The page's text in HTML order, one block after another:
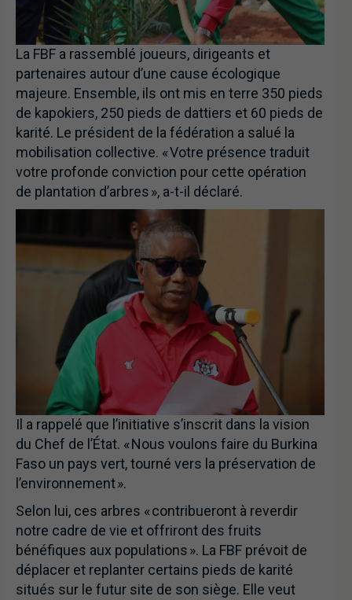
La FBF a rassemblé joueurs, dirigeants et
partenaires autour d’une cause écologique
majeure. Ensemble, ils ont mis en terre 350 pieds
de kapokiers, 250 pieds de dattiers et 60 pieds de
karité. Le président de la fédération a salué la
mobilisation collective. « Votre présence traduit
votre profonde conviction pour cette opération
de plantation d’arbres », a-t-il déclaré.
Il a rappelé que l’initiative s’inscrit dans la vision
du Chef de l’État. « Nous voulons faire du Burkina
Faso un pays vert, tourné vers la préservation de
l’environnement ».
Selon lui, ces arbres « contribueront à reverdir
notre cadre de vie et offriront des fruits
bénéfiques aux populations ». La FBF prévoit de
déplacer et replanter certains pieds de karité
situés sur le futur site de son siège. Elle veut